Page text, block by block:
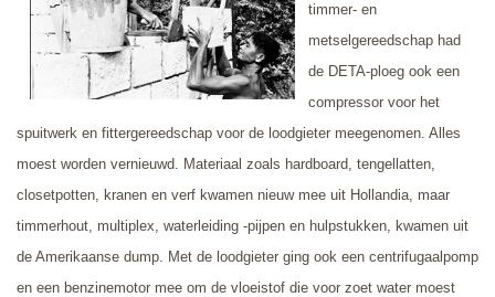
timmer- en
metselgereedschap had
de DETA-ploeg ook een
compressor voor het
spuitwerk en fittergereedschap voor de loodgieter meegenomen. Alles
moest worden vernieuwd. Materiaal zoals hardboard, tengellatten,
closetpotten, kranen en verf kwamen nieuw mee uit Hollandia, maar
timmerhout, multiplex, waterleiding -pijpen en hulpstukken, kwamen uit
de Amerikaanse dump. Met de loodgieter ging ook een centrifugaalpomp
en een benzinemotor mee om de vloeistof die voor zoet water moest